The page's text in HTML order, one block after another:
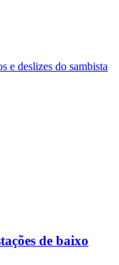
e deslizes do sambista
de baixo